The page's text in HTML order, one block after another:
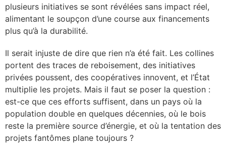
plusieurs initiatives se sont révélées sans impact réel,
alimentant le soupçon d’une course aux financements
plus qu’à la durabilité.
Il serait injuste de dire que rien n’a été fait. Les collines
portent des traces de reboisement, des initiatives
privées poussent, des coopératives innovent, et l’État
multiplie les projets. Mais il faut se poser la question :
est-ce que ces efforts suffisent, dans un pays où la
population double en quelques décennies, où le bois
reste la première source d’énergie, et où la tentation des
projets fantômes plane toujours ?